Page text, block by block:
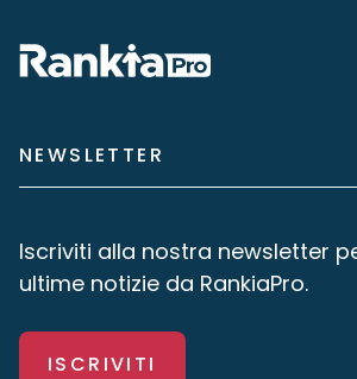
NEWSLETTER
Iscriviti alla nostra newsletter
ultime notizie da RankiaPro.
ISCRIVITI